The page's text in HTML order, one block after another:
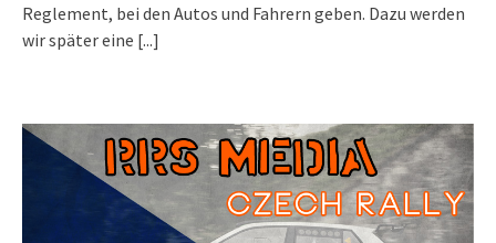
Reglement, bei den Autos und Fahrern geben. Dazu werden
wir später eine [...]